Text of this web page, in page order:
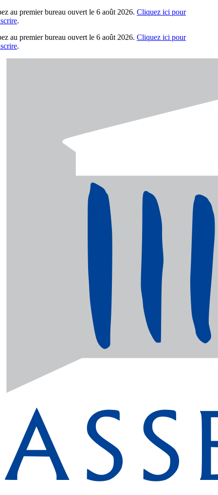
au premier bureau ouvert le 6 août 2026. Cliquez ici pour
.
au premier bureau ouvert le 6 août 2026. Cliquez ici pour
.